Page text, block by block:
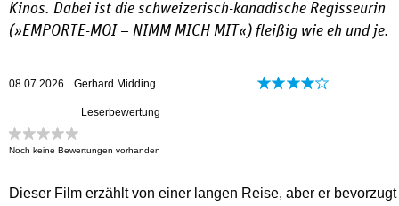
Kinos. Dabei ist die schweizerisch-kanadische Regisseurin
(»EMPORTE-MOI – NIMM MICH MIT«) fleißig wie eh und je.
08.07.2026 Gerhard Midding
Leserbewertung
Noch keine Bewertungen vorhanden
Dieser Film erzählt von einer langen Reise, aber er bevorzugt